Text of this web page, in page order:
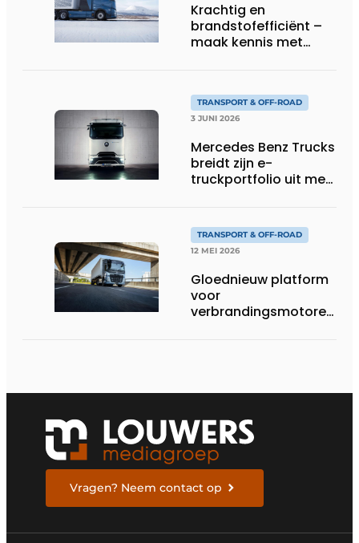
Krachtig en
brandstofefficiënt –
maak kennis met
TRANSPORT & OFF-ROAD
3 JUNI 2026
Mercedes Benz Trucks
breidt zijn e-
truckportfolio uit met
TRANSPORT & OFF-ROAD
12 MEI 2026
Gloednieuw platform
voor
verbrandingsmotoren
breed scala aan
brandstoffen
Vragen? Neem contact op